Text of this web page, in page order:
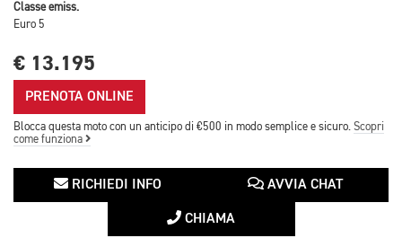
Classe emiss.
Euro 5
€ 13.195
PRENOTA ONLINE
Blocca questa moto con un anticipo di €500 in modo semplice e sicuro. Scopri
come funziona
RICHIEDI INFO AVVIA CHAT
CHIAMA